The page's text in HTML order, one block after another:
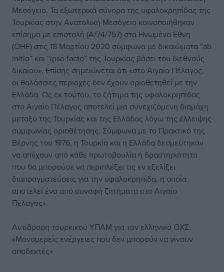
Μεσόγειο. Τα εξωτερικά σύνορα της υφαλοκρηπίδας της
Τουρκίας στην Ανατολική Μεσόγειο κοινοποιήθηκαν
επίσημα με επιστολή (A/74/757) στα Ηνωμένα Eθνη
(ΟΗΕ) στις 18 Μαρτίου 2020 σύμφωνα με δικαιώματα “ab
initio” και “ipso facto” της Τουρκίας βάσει του διεθνούς
δικαίου». Επίσης σημειώνεται ότι «στο Αιγαίο Πέλαγος,
οι θαλάσσιες περιοχές δεν έχουν οριοθετηθεί με την
Ελλάδα. Ως εκ τούτου, το ζήτημα της υφαλοκρηπίδας
στο Αιγαίο Πέλαγος αποτελεί μια συνεχιζόμενη διαμάχη
μεταξύ της Τουρκίας και της Ελλάδας λόγω της έλλειψης
συμφωνίας οριοθέτησης. Σύμφωνα με το Πρακτικό της
Βέρνης του 1976, η Τουρκία και η Ελλάδα δεσμεύτηκαν
να απέχουν από κάθε πρωτοβουλία ή δραστηριότητα
που θα μπορούσε να περιπλέξει τις εν εξελίξει
διαπραγματεύσεις για την υφαλοκρηπίδα, η οποία
αποτελεί ένα από συναφή ζητήματα στο Αιγαίο
Πέλαγος».
Αντίδραση τουρκικού ΥΠΑΜ για τον ελληνικό ΘΧΣ:
«Μονομερείς ενέργειες που δεν μπορούν να γίνουν
αποδεκτές»